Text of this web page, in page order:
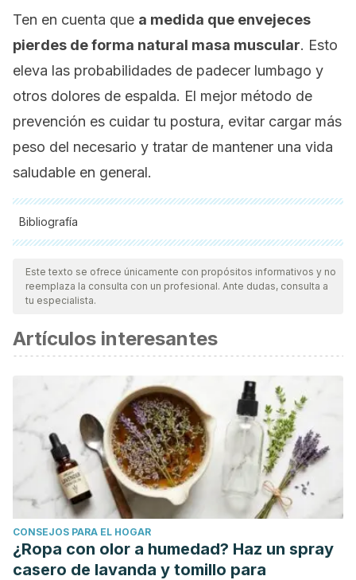
Ten en cuenta que a medida que envejeces
pierdes de forma natural masa muscular. Esto
eleva las probabilidades de padecer lumbago y
otros dolores de espalda. El mejor método de
prevención es cuidar tu postura, evitar cargar más
peso del necesario y tratar de mantener una vida
saludable en general.
Bibliografía
Todas las fuentes citadas fueron revisadas a profundidad por
nuestro equipo, para asegurar su calidad, confiabilidad,
vigencia y validez.La bibliografía de este artículo fue
científica.
Contreras, B. The top five glute exercises. CW Training
Systems, LLC and Charlie Weingroff. 2010.
Sarin, C. L., Austin, J. C., & Nickel, W. O. Effects of smoking
on digital blood-flow velocity. Jama. 1974; 229(10): 1327-
1328.
Yamak, B., İmamoğlu, O., İslamoğlu, İ., & Çebi, M. The
effects of exercise on body posture. Electronic Turkish
Studies. 2018; 13(18).
Este texto se ofrece únicamente con propósitos informativos y no
reemplaza la consulta con un profesional. Ante dudas, consulta a
tu especialista.
Artículos interesantes
CONSEJOS PARA EL HOGAR
¿Ropa con olor a humedad? Haz un spray
casero de lavanda y tomillo para